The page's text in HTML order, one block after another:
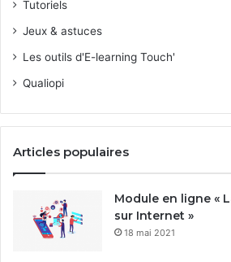
Tutoriels
Jeux & astuces
Les outils d'E-learning Touch'
Qualiopi
Articles populaires
Module en ligne «
sur Internet »
18 mai 2021